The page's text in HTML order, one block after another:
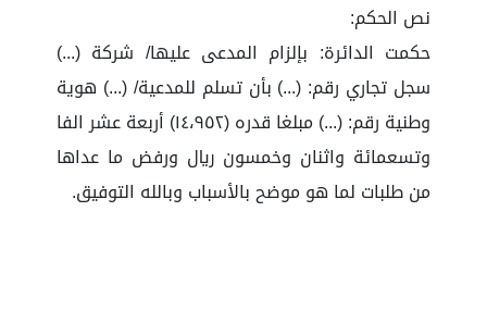
نص الحكم:
حكمت الدائرة: بإلزام المدعى عليها/ شركة (...)
سجل تجاري رقم: (...) بأن تسلم للمدعية/ (...) هوية
وطنية رقم: (...) مبلغا قدره (١٤،٩٥٢) أربعة عشر الفا
وتسعمائة واثنان وخمسون ريال ورفض ما عداها
من طلبات لما هو موضح بالأسباب وبالله التوفيق.